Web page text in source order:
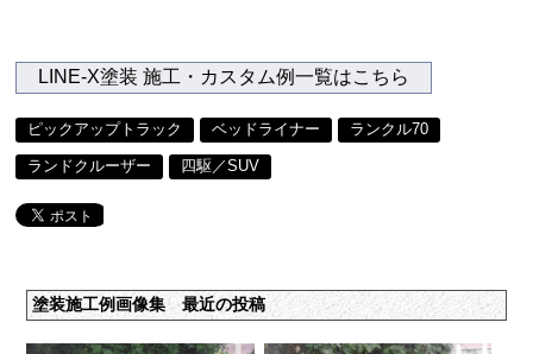
LINE-X塗装 施工・カスタム例一覧はこちら
ピックアップトラック ベッドライナー ランクル70
ランドクルーザー 四駆／SUV
塗装施工例画像集 最近の投稿